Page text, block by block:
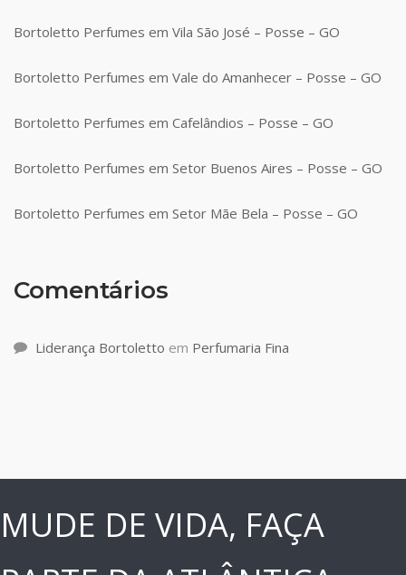
Bortoletto Perfumes em Vila São José – Posse – GO
Bortoletto Perfumes em Vale do Amanhecer – Posse – GO
Bortoletto Perfumes em Cafelândios – Posse – GO
Bortoletto Perfumes em Setor Buenos Aires – Posse – GO
Bortoletto Perfumes em Setor Mãe Bela – Posse – GO
Comentários
Liderança Bortoletto em Perfumaria Fina
MUDE DE VIDA, FAÇA